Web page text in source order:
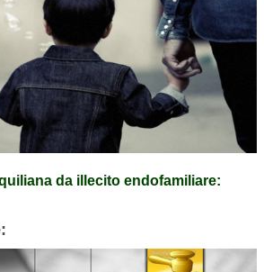
da illecito endofamiliare: